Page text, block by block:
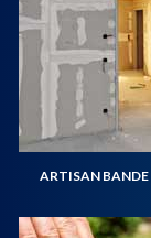
ARTISAN